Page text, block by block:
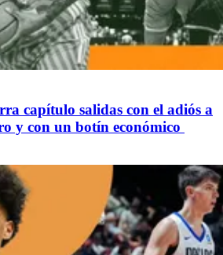
capítulo salidas con el adiós a
y con un botín económico